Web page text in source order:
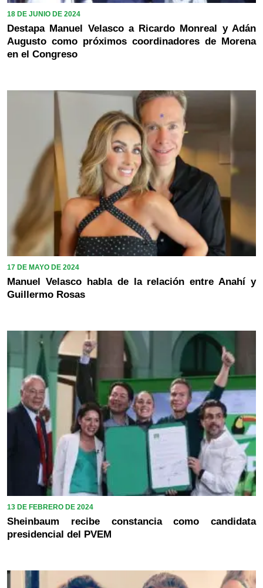
18 DE JUNIO DE 2024
Destapa Manuel Velasco a Ricardo Monreal y Adán
Augusto como próximos coordinadores de Morena
en el Congreso
17 DE MAYO DE 2024
Manuel Velasco habla de la relación entre Anahí y
Guillermo Rosas
13 DE FEBRERO DE 2024
Sheinbaum recibe constancia como candidata
presidencial del PVEM